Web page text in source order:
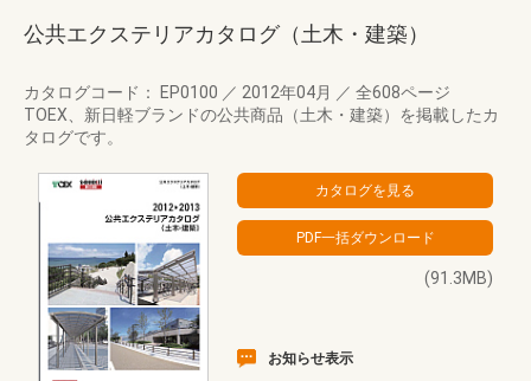
公共エクステリアカタログ（土木・建築）
カタログコード： EP0100 ／ 2012年04月 ／ 全608ページ
TOEX、新日軽ブランドの公共商品（土木・建築）を掲載したカ
タログです。
(91.3MB)
お知らせ表示